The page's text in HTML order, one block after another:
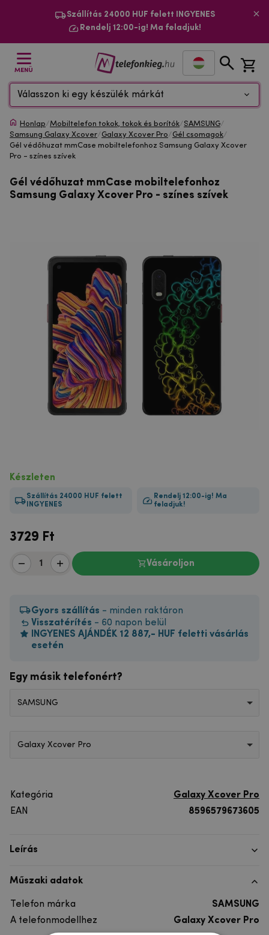
Szállítás 24000 HUF felett INGYENES
Rendelj 12:00-ig! Ma feladjuk!
MENÜ
Válasszon ki egy készülék márkát
Honlap/Mobiltelefon tokok, tokok és borítók/SAMSUNG/
Samsung Galaxy Xcover/Galaxy Xcover Pro/Gél csomagok/
Gél védőhuzat mmCase mobiltelefonhoz Samsung Galaxy Xcover
Pro - színes szívek
Gél védőhuzat mmCase mobiltelefonhoz
Samsung Galaxy Xcover Pro - színes szívek
Készleten
Szállítás 24000 HUF felett
INGYENES
Rendelj 12:00-ig! Ma
feladjuk!
3729 Ft
Vásároljon
Gyors szállítás - minden raktáron
Visszatérítés - 60 napon belül
INGYENES AJÁNDÉK 12 887,- HUF feletti vásárlás
esetén
Egy másik telefonért?
SAMSUNG
Galaxy Xcover Pro
Kategória
Galaxy Xcover Pro
EAN
8596579673605
Leírás
Műszaki adatok
Telefon márka
SAMSUNG
A telefonmodellhez
Galaxy Xcover Pro